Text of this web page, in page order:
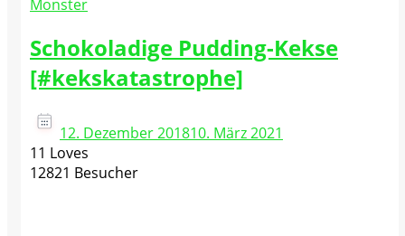
Monster
Schokoladige Pudding-Kekse
[#kekskatastrophe]
12. Dezember 201810. März 2021
11 Loves
12821 Besucher